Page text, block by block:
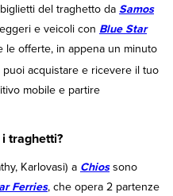
del traghetto da Samos
e veicoli con Blue Star
offerte, in appena un minuto
puoi acquistare e ricevere il tuo
mobile e partire
traghetti?
Karlovasi) a Chiossono
Ferries, che opera 2 partenze